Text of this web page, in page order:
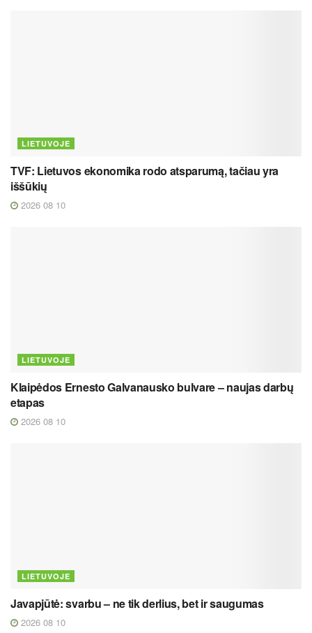
LIETUVOJE
TVF: Lietuvos ekonomika rodo atsparumą, tačiau yra
iššūkių
2026 08 10
LIETUVOJE
Klaipėdos Ernesto Galvanausko bulvare – naujas darbų
etapas
2026 08 10
LIETUVOJE
Javapjūtė: svarbu – ne tik derlius, bet ir saugumas
2026 08 10